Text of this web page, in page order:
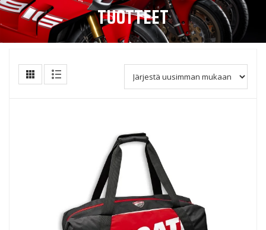
TUOTTEET